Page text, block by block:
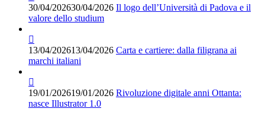
30/04/202630/04/2026 Il logo dell’Università di Padova e il
valore dello studium
13/04/202613/04/2026 Carta e cartiere: dalla filigrana ai
marchi italiani
19/01/202619/01/2026 Rivoluzione digitale anni Ottanta:
nasce Illustrator 1.0